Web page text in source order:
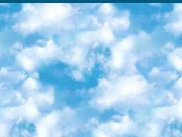
лишь заголовки, в остальном содержание переводов соответствует оригиналам. Полные тексты можно читать прямо в социальной сети. 8. InternetUrok Онлайн-база материалов по основным дисциплинам школьной программы. Информация на сайте структурирована по классам, предметам и темам (урокам). Каждый урок состоит из видеолекций и конспектов. Есть также интерактивные тренажёры и тесты для закрепления пройденного материала. Даже если вы давно окончили школу, возможность повторить программу старших классов всегда может пригодиться. 9. Edutainme Ещё один ресурс об образовании. В отличие от Newtonew, как мне кажется, Edutainme больше ориентируется на представителей индустрии: педагогов, предпринимателей, разработчиков образовательных проектов. Но и любой, кто просто стремится к саморазвитию, найдёт на сайте много полезного и интересного для себя. Например, информацию о новых курсах и образовательных сервисах. 10. Newtonew Онлайн-медиа об образовании и обучении в широком смысле. Авторы Newtonew пишут об инструментах, заведениях, тактиках и стратегиях, которые помогают учить других и получать новые знания самостоятельно. На этой площадке вы найдёте новости, обзоры, аналитические мат